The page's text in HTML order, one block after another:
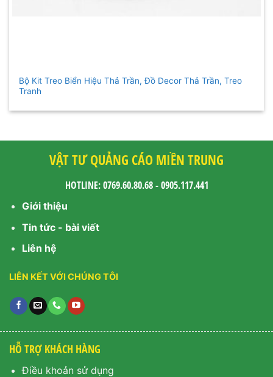
Bộ Kit Treo Biển Hiệu Thả Trần, Đồ Decor Thả Trần, Treo
Tranh
VẬT TƯ QUẢNG CÁO MIỀN TRUNG
HOTLINE: 0769.60.80.68 - 0905.117.441
Giới thiệu
Tin tức - bài viết
Liên hệ
LIÊN KẾT VỚI CHÚNG TÔI
HỖ TRỢ KHÁCH HÀNG
Điều khoản sử dụng